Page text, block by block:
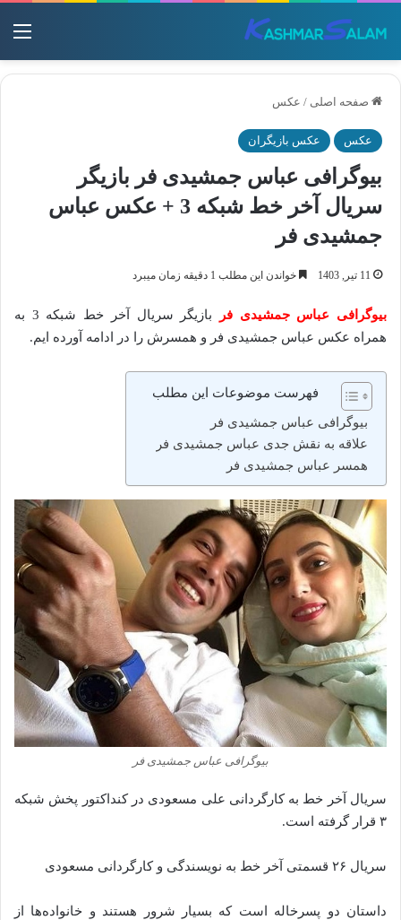
صفحه اصلی / عکس
عکس عکس بازیگران
بیوگرافی عباس جمشیدی فر بازیگر
سریال آخر خط شبکه 3 + عکس عباس
جمشیدی فر
11 تیر, 1403 خواندن این مطلب 1 دقیقه زمان میبرد
بیوگرافی عباس جمشیدی فر
بازیگر سریال آخر خط شبکه 3 به
همراه عکس عباس جمشیدی فر و همسرش را در ادامه آورده ایم.
فهرست موضوعات این مطلب
بیوگرافی عباس جمشیدی فر
علاقه به نقش جدی عباس جمشیدی فر
همسر عباس جمشیدی فر
بیوگرافی عباس جمشیدی فر
سریال آخر خط به کارگردانی علی مسعودی در کنداکتور پخش شبکه
۳ قرار گرفته است.
سریال ۲۶ قسمتی آخر خط به نویسندگی و کارگردانی مسعودی
داستان دو پسرخاله است که بسیار شرور هستند و خانواده‌ها از